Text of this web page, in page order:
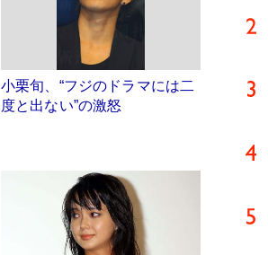
小栗旬、“フジのドラマには二
度と出ない”の激怒